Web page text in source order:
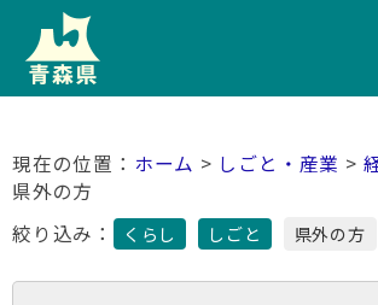
ホーム > しごと・産業 >
県外の方
絞り込み：
くらし しごと 県外の方